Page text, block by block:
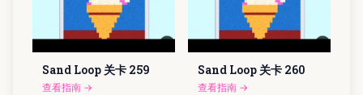
Sand Loop 关卡 259
查看指南 →
Sand Loop 关卡 260
查看指南 →